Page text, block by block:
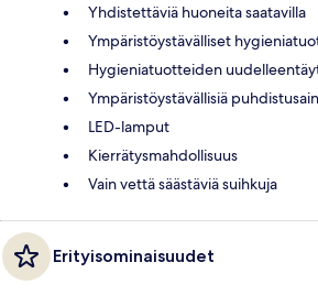
Yhdistettäviä huoneita saatavilla
Ympäristöystävälliset
Hygieniatuotteiden
Ympäristöystävällisiä
LED-lamput
Kierrätysmahdollisuus
Vain vettä säästäviä suihkuja
Erityisominaisuudet